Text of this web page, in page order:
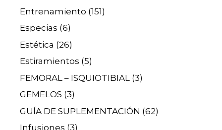
Entrenamiento (151)
Especias (6)
Estética (26)
Estiramientos (5)
FEMORAL – ISQUIOTIBIAL (3)
GEMELOS (3)
GUÍA DE SUPLEMENTACIÓN (62)
Infusiones (3)